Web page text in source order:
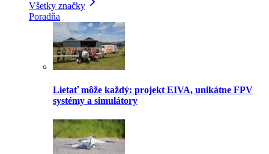
Všetky značky
Poradňa
Lietať môže každý: projekt EIVA, unikátne FPV
systémy a simulátory